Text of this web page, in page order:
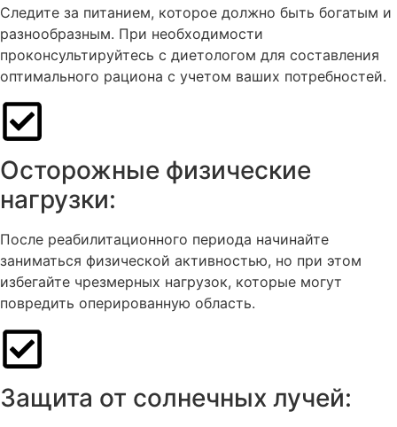
Следите за питанием, которое должно быть богатым и
разнообразным. При необходимости
проконсультируйтесь с диетологом для составления
оптимального рациона с учетом ваших потребностей.
Осторожные физические
нагрузки:
После реабилитационного периода начинайте
заниматься физической активностью, но при этом
избегайте чрезмерных нагрузок, которые могут
повредить оперированную область.
Защита от солнечных лучей: